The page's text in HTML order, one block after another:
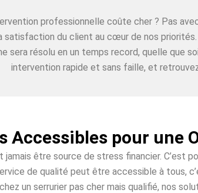
professionnelle coûte cher ? Pas
satisfaction du client au cœur de nos
sera résolu en un temps record, quelle
intervention rapide et sans faille, et
Accessibles pour une
être source de stress financier.
de qualité peut être accessible à
un serrurier pas cher mais qualifié, nos